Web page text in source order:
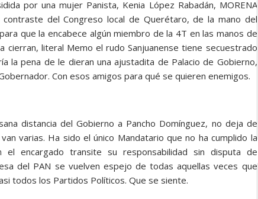
por una mujer Panista, Kenia López Rabadán, MORENA
del Congreso local de Querétaro, de la mano del
que la encabece algún miembro de la 4T en las manos de
cierran, literal Memo el rudo Sanjuanense tiene secuestrado
la pena de le dieran una ajustadita de Palacio de Gobierno,
Con esos amigos para qué se quieren enemigos.
distancia del Gobierno a Pancho Domínguez, no deja de
varias. Ha sido el único Mandatario que no ha cumplido la
encargado transite su responsabilidad sin disputa de
del PAN se vuelven espejo de todas aquellas veces que
todos los Partidos Políticos. Que se siente.